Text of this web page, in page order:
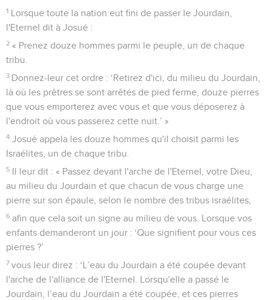
1 Lorsque toute la nation eut fini de passer le Jourdain,
l'Eternel dit à Josué :
2 « Prenez douze hommes parmi le peuple, un de chaque
tribu.
3 Donnez-leur cet ordre : ‘Retirez d'ici, du milieu du Jourdain,
là où les prêtres se sont arrêtés de pied ferme, douze pierres
que vous emporterez avec vous et que vous déposerez à
l'endroit où vous passerez cette nuit.’ »
4 Josué appela les douze hommes qu'il choisit parmi les
Israélites, un de chaque tribu.
5 Il leur dit : « Passez devant l'arche de l'Eternel, votre Dieu,
au milieu du Jourdain et que chacun de vous charge une
pierre sur son épaule, selon le nombre des tribus israélites,
6 afin que cela soit un signe au milieu de vous. Lorsque vos
enfants demanderont un jour : ‘Que signifient pour vous ces
pierres ?’
7 vous leur direz : ‘L’eau du Jourdain a été coupée devant
l'arche de l'alliance de l'Eternel. Lorsqu'elle a passé le
Jourdain, l’eau du Jourdain a été coupée, et ces pierres